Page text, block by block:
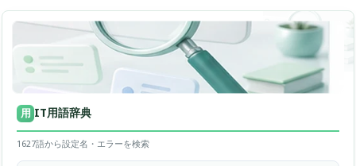
用 IT用語辞典
1627語から設定名・エラーを検索